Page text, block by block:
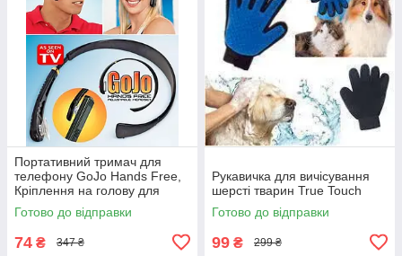
Портативний тримач для
телефону GoJo Hands Free,
Кріплення на голову для
телефону
Готово до відправки
74 ₴ 347 ₴
Рукавичка для вичісування
шерсті тварин True Touch
Готово до відправки
99 ₴ 299 ₴